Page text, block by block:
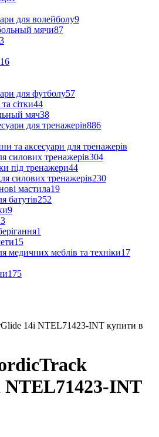
для волейболу9
мячи87
3
16
для футболу57
сітки44
мяч38
для тренажерів886
та аксесуари для тренажерів
силових тренажерів304
під тренажери44
силових тренажерів230
мастила19
батутів252
9
3
1
15
медичних меблів та техніки17
175
14i NTEL71423-INT купити в
INT